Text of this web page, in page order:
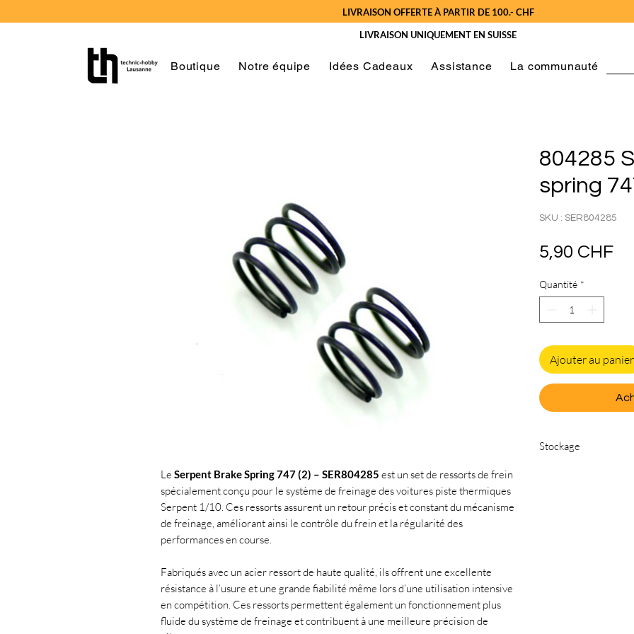
LIVRAISON OFFERTE À PARTIR DE 100.- CHF
LIVRAISON UNIQUEMENT EN SUISSE
Boutique Notre équipe Idées Cadeaux Assistance La communauté
Le Serpent Brake Spring 747 (2) – SER804285 est un set de ressorts de frein
spécialement conçu pour le système de freinage des voitures piste thermiques
Serpent 1/10. Ces ressorts assurent un retour précis et constant du mécanisme
de freinage, améliorant ainsi le contrôle du frein et la régularité des
performances en course.
Fabriqués avec un acier ressort de haute qualité, ils offrent une excellente
résistance à l’usure et une grande fiabilité même lors d’une utilisation intensive
en compétition. Ces ressorts permettent également un fonctionnement plus
fluide du système de freinage et contribuent à une meilleure précision de
804285
spring
SKU : SER804285
5,90 CHF
Quantité *
Ajouter au panier
Stockage